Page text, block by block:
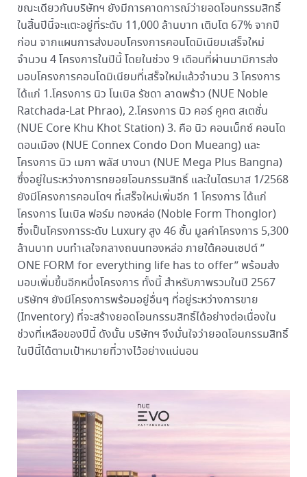
ขณะเดียวกันบริษัทฯ ยังมีการคาดการณ์ว่ายอดโอนกรรมสิทธิ์
ในสิ้นปีนี้จะแตะอยู่ที่ระดับ 11,000 ล้านบาท เติบโต 67% จากปี
ก่อน จากแผนการส่งมอบโครงการคอนโดมิเนียมเสร็จใหม่
จำนวน 4 โครงการในปีนี้ โดยในช่วง 9 เดือนที่ผ่านมามีการส่ง
มอบโครงการคอนโดมิเนียมที่เสร็จใหม่แล้วจำนวน 3 โครงการ
ได้แก่ 1.โครงการ นิว โนเบิล รัชดา ลาดพร้าว (NUE Noble
Ratchada-Lat Phrao), 2.โครงการ นิว คอร์ คูคต สเตชั่น
(NUE Core Khu Khot Station) 3. คือ นิว คอนเน็กซ์ คอนโด
ดอนเมือง (NUE Connex Condo Don Mueang) และ
โครงการ นิว เมกา พลัส บางนา (NUE Mega Plus Bangna)
ซึ่งอยู่ในระหว่างการทยอยโอนกรรมสิทธิ์ และในไตรมาส 1/2568
ยังมีโครงการคอนโดฯ ที่เสร็จใหม่เพิ่มอีก 1 โครงการ ได้แก่
โครงการ โนเบิล ฟอร์ม ทองหล่อ (Noble Form Thonglor)
ซึ่งเป็นโครงการระดับ Luxury สูง 46 ชั้น มูลค่าโครงการ 5,300
ล้านบาท บนทำเลใจกลางถนนทองหล่อ ภายใต้คอนเซปต์ ”
ONE FORM for everything life has to offer” พร้อมส่ง
มอบเพิ่มขึ้นอีกหนึ่งโครงการ ทั้งนี้ สำหรับภาพรวมในปี 2567
บริษัทฯ ยังมีโครงการพร้อมอยู่อื่นๆ ที่อยู่ระหว่างการขาย
(Inventory) ที่จะสร้างยอดโอนกรรมสิทธิ์ได้อย่างต่อเนื่องใน
ช่วงที่เหลือของปีนี้ ดังนั้น บริษัทฯ จึงมั่นใจว่ายอดโอนกรรมสิทธิ์
ในปีนี้ได้ตามเป้าหมายที่วางไว้อย่างแน่นอน